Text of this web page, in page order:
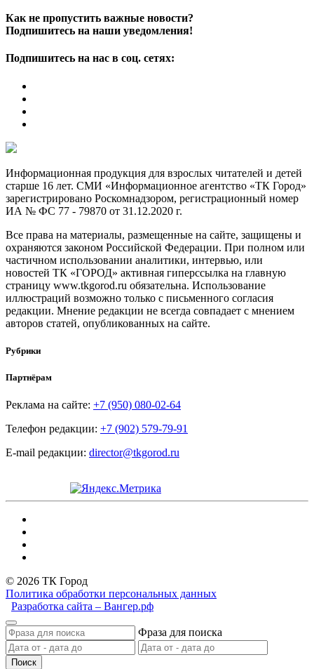
Как не пропустить важные новости?
Подпишитесь на наши уведомления!
Подпишитесь на нас в соц. сетях:
Информационная продукция для взрослых читателей и детей
старше 16 лет. СМИ «Информационное агентство «ТК Город»
зарегистрировано Роскомнадзором, регистрационный номер
ИА № ФС 77 - 79870 от 31.12.2020 г.
Все права на материалы, размещенные на сайте, защищены и
охраняются законом Российской Федерации. При полном или
частичном использовании аналитики, интервью, или
новостей ТК «ГОРОД» активная гиперссылка на главную
страницу www.tkgorod.ru обязательна. Использование
иллюстраций возможно только с письменного согласия
редакции. Мнение редакции не всегда совпадает с мнением
авторов статей, опубликованных на сайте.
Рубрики
Партнёрам
Реклама на сайте: +7 (950) 080-02-64
Телефон редакции: +7 (902) 579-79-91
E-mail редакции: director@tkgorod.ru
© 2026 ТК Город
Политика обработки персональных данных
Разработка сайта – Вангер.рф
Фраза для поиска
Поиск